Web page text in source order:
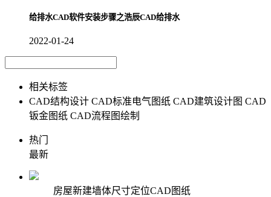
给排水CAD软件安装步骤之浩辰CAD给排水
2022-01-24
相关标签
CAD结构设计 CAD标准电气图纸 CAD建筑设计图 CAD
钣金图纸 CAD流程图绘制
热门
最新
房屋新建墙体尺寸定位CAD图纸